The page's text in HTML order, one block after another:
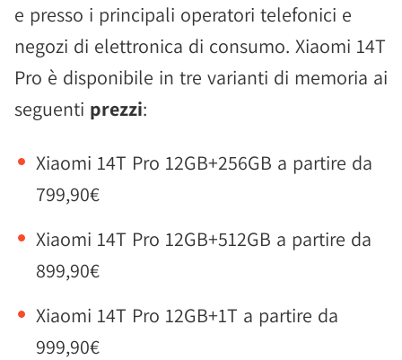
e presso i principali operatori telefonici e
negozi di elettronica di consumo. Xiaomi 14T
Pro è disponibile in tre varianti di memoria ai
seguenti prezzi:
Xiaomi 14T Pro 12GB+256GB a partire da
799,90€
Xiaomi 14T Pro 12GB+512GB a partire da
899,90€
Xiaomi 14T Pro 12GB+1T a partire da
999,90€